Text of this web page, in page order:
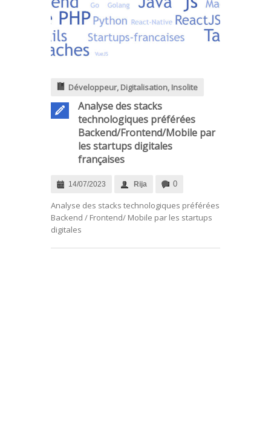
Développeur, Digitalisation, Insolite
Analyse des stacks
technologiques préférées
Backend/Frontend/Mobile par
les startups digitales
françaises
14/07/2023 Rija 0
Analyse des stacks technologiques préférées
Backend / Frontend/ Mobile par les startups
digitales